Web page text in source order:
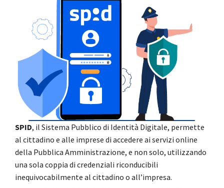
SPID, il Sistema Pubblico di Identità Digitale, permette
al cittadino e alle imprese di accedere ai servizi online
della Pubblica Amministrazione, e non solo, utilizzando
una sola coppia di credenziali riconducibili
inequivocabilmente al cittadino o all’impresa.